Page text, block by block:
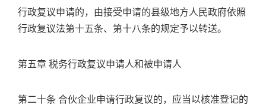
行政复议申请的，由接受申请的县级地方人民政府依照
行政复议法第十五条、第十八条的规定予以转送。
第五章 税务行政复议申请人和被申请人
第二十条 合伙企业申请行政复议的，应当以核准登记的